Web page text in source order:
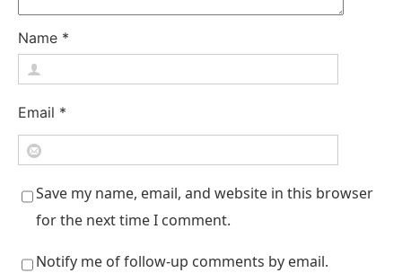
Name *
Email *
Save my name, email, and website in this browser
for the next time I comment.
Notify me of follow-up comments by email.